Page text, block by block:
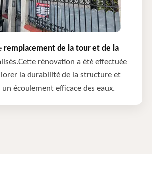
remplacement de la tour et de la
rénovation a été effectuée
la durabilité de la structure et
un écoulement efficace des eaux.